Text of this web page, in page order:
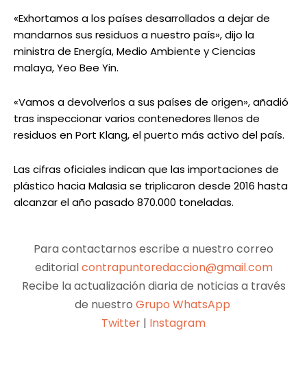
«Exhortamos a los países desarrollados a dejar de
mandarnos sus residuos a nuestro país», dijo la
ministra de Energía, Medio Ambiente y Ciencias
malaya, Yeo Bee Yin.
«Vamos a devolverlos a sus países de origen», añadió
tras inspeccionar varios contenedores llenos de
residuos en Port Klang, el puerto más activo del país.
Las cifras oficiales indican que las importaciones de
plástico hacia Malasia se triplicaron desde 2016 hasta
alcanzar el año pasado 870.000 toneladas.
Para contactarnos escribe a nuestro correo
editorialcontrapuntoredaccion@gmail.com
Recibe la actualización diaria de noticias a través
de nuestro Grupo WhatsApp
Twitter | Instagram